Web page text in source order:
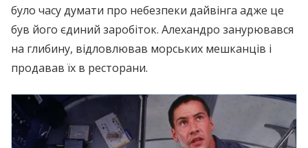
було часу думати про небезпеки дайвінга адже це
був його єдиний заробіток. Алехандро занурювався
на глибину, відловлював морських мешканців і
продавав їх в ресторани.